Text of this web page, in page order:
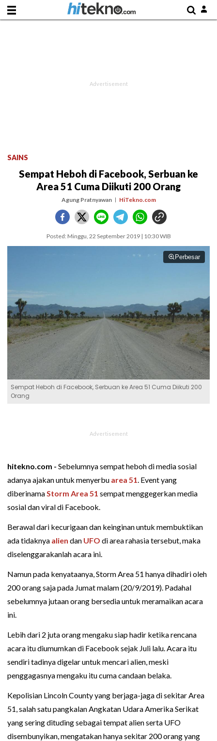
SAINS
Sempat Heboh di Facebook, Serbuan ke
Area 51 Cuma Diikuti 200 Orang
Agung Pratnyawan HiTekno.com
Posted: Minggu, 22 September 2019 | 10:30 WIB
Perbesar
Sempat Heboh di Facebook, Serbuan ke Area 51 Cuma Diikuti 200
Orang
hitekno.com - Sebelumnya sempat heboh di media sosial
adanya ajakan untuk menyerbu area 51. Event yang
diberinamaStorm Area 51 sempat menggegerkan media
sosial dan viral di Facebook.
Berawal dari kecurigaan dan keinginan untuk membuktikan
ada tidaknya alien dan UFO di area rahasia tersebut, maka
diselenggarakanlah acara ini.
Namun pada kenyataanya, Storm Area 51 hanya dihadiri oleh
200 orang saja pada Jumat malam (20/9/2019). Padahal
sebelumnya jutaan orang bersedia untuk meramaikan acara
ini.
Lebih dari 2 juta orang mengaku siap hadir ketika rencana
acara itu diumumkan di Facebook sejak Juli lalu. Acara itu
sendiri tadinya digelar untuk mencari alien, meski
penggagasnya mengaku itu cuma candaan belaka.
Kepolisian Lincoln County yang berjaga-jaga di sekitar Area
51, salah satu pangkalan Angkatan Udara Amerika Serikat
yang sering dituding sebagai tempat alien serta UFO
disembunyikan, mengatakan hanya sekitar 200 orang yang